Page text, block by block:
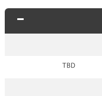
TBD